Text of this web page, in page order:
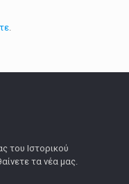
.
του Ιστορικού
τα νέα μας.